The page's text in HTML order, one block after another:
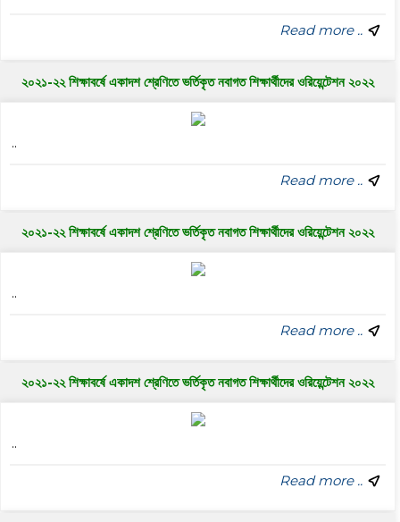
Read more ..
২০২১-২২ শিক্ষাবর্ষে একাদশ শ্রেণিতে ভর্তিকৃত নবাগত শিক্ষার্থীদের ওরিয়েন্টেশন ২০২২
..
Read more ..
২০২১-২২ শিক্ষাবর্ষে একাদশ শ্রেণিতে ভর্তিকৃত নবাগত শিক্ষার্থীদের ওরিয়েন্টেশন ২০২২
..
Read more ..
২০২১-২২ শিক্ষাবর্ষে একাদশ শ্রেণিতে ভর্তিকৃত নবাগত শিক্ষার্থীদের ওরিয়েন্টেশন ২০২২
..
Read more ..